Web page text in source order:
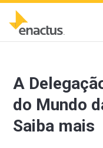
A
do Mundo
Saiba mais